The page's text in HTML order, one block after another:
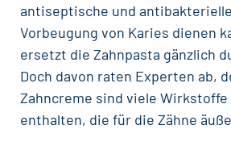
antiseptische und
Vorbeugung von Karies dienen
ersetzt die Zahnpasta gänzlich
Doch davon raten Experten ab,
Zahncreme sind viele Wirkstoffe
enthalten, die für die Zähne